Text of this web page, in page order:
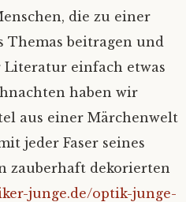
die zu einer
Themas beitragen und
Literatur einfach etwas
haben wir
aus einer Märchenwelt
jeder Faser seines
zauberhaft dekorierten
junge.de/optik-junge-